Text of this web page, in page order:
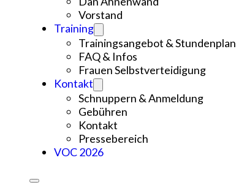
Vorstand
Training
Trainingsangebot & Stundenplan
FAQ & Infos
Frauen Selbstverteidigung
Kontakt
Schnuppern & Anmeldung
Gebühren
Kontakt
Pressebereich
VOC 2026